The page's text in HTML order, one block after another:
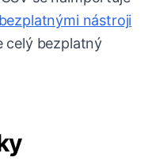
nástroji
celý bezplatný